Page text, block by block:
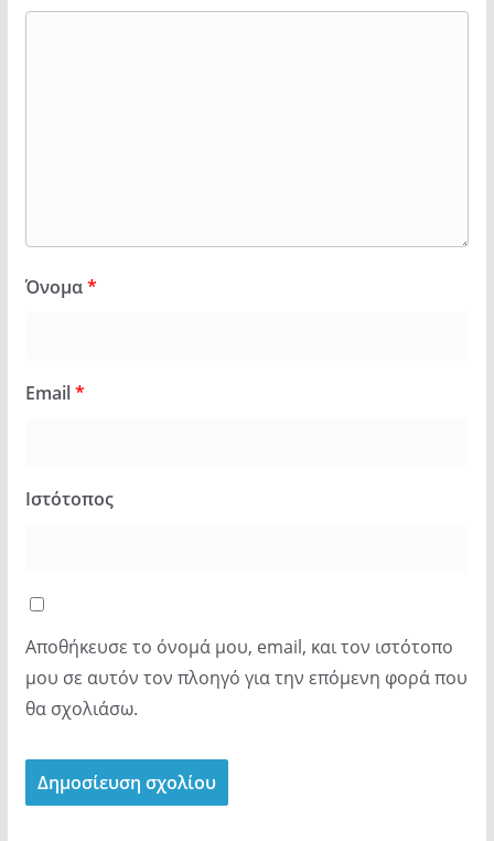
Όνομα*
Email*
Ιστότοπος
Αποθήκευσε το όνομά μου, email, και τον ιστότοπο
μου σε αυτόν τον πλοηγό για την επόμενη φορά που
θα σχολιάσω.